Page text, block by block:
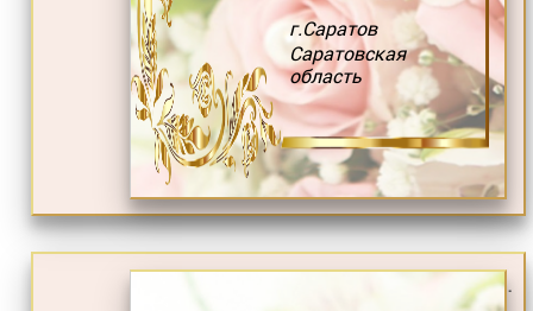
г.Саратов
Саратовская
область
.